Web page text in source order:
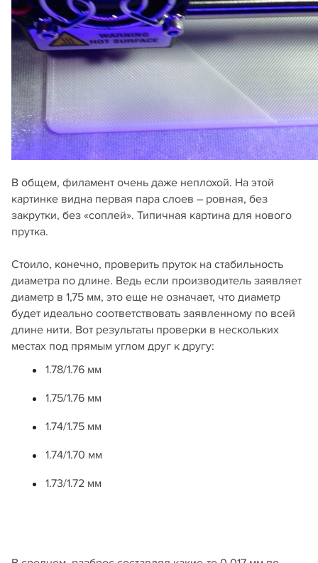
В общем, филамент очень даже неплохой. На этой
картинке видна первая пара слоев – ровная, без
закрутки, без «соплей». Типичная картина для нового
прутка.
Стоило, конечно, проверить пруток на стабильность
диаметра по длине. Ведь если производитель заявляет
диаметр в 1,75 мм, это еще не означает, что диаметр
будет идеально соответствовать заявленному по всей
длине нити. Вот результаты проверки в нескольких
местах под прямым углом друг к другу:
1.78/1.76 мм
1.75/1.76 мм
1.74/1.75 мм
1.74/1.70 мм
1.73/1.72 мм